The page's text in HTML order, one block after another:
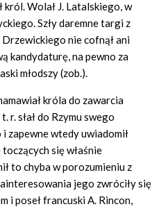
król. Wolał J. Latalskiego, w
Szły daremne targi z
nie cofnął ani
kandydaturę, na pewno za
młodszy (zob.).
króla do zawarcia
r. słał do Rzymu swego
zapewne wtedy uwiadomił
się właśnie
to chyba w porozumieniu z
jego zwróciły się
i poseł francuski A. Rincon,